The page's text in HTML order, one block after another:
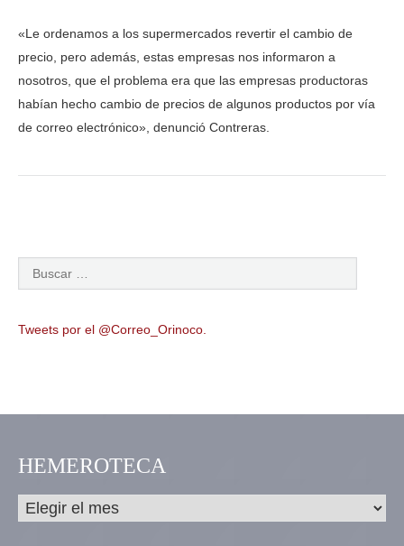
«Le ordenamos a los supermercados revertir el cambio de
precio, pero además, estas empresas nos informaron a
nosotros, que el problema era que las empresas productoras
habían hecho cambio de precios de algunos productos por vía
de correo electrónico», denunció Contreras.
Tweets por el @Correo_Orinoco.
HEMEROTECA